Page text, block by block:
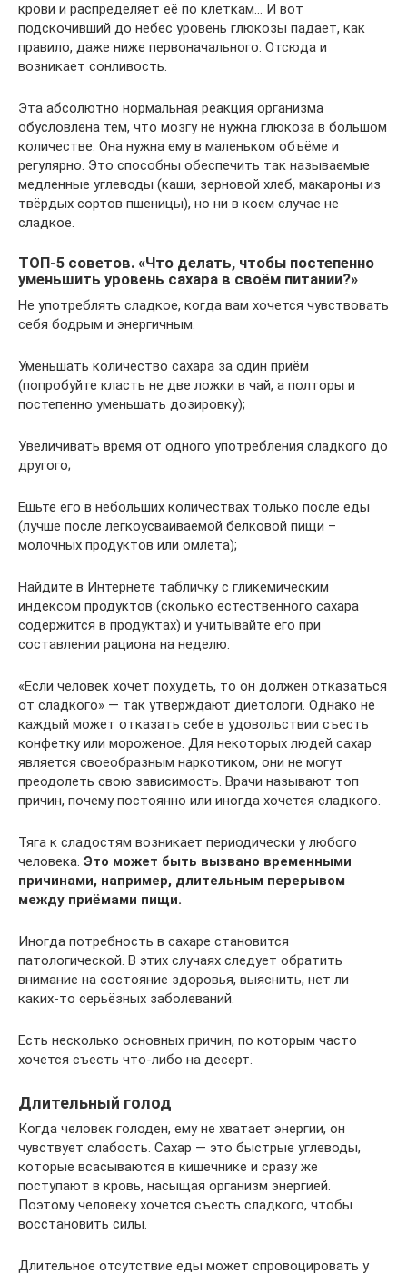
крови и распределяет её по клеткам… И вот
подскочивший до небес уровень глюкозы падает, как
правило, даже ниже первоначального. Отсюда и
возникает сонливость.
Эта абсолютно нормальная реакция организма
обусловлена тем, что мозгу не нужна глюкоза в большом
количестве. Она нужна ему в маленьком объёме и
регулярно. Это способны обеспечить так называемые
медленные углеводы (каши, зерновой хлеб, макароны из
твёрдых сортов пшеницы), но ни в коем случае не
сладкое.
ТОП-5 советов. «Что делать, чтобы постепенно
уменьшить уровень сахара в своём питании?»
Не употреблять сладкое, когда вам хочется чувствовать
себя бодрым и энергичным.
Уменьшать количество сахара за один приём
(попробуйте класть не две ложки в чай, а полторы и
постепенно уменьшать дозировку);
Увеличивать время от одного употребления сладкого до
другого;
Ешьте его в небольших количествах только после еды
(лучше после легкоусваиваемой белковой пищи –
молочных продуктов или омлета);
Найдите в Интернете табличку с гликемическим
индексом продуктов (сколько естественного сахара
содержится в продуктах) и учитывайте его при
составлении рациона на неделю.
«Если человек хочет похудеть, то он должен отказаться
от сладкого» — так утверждают диетологи. Однако не
каждый может отказать себе в удовольствии съесть
конфетку или мороженое. Для некоторых людей сахар
является своеобразным наркотиком, они не могут
преодолеть свою зависимость. Врачи называют топ
причин, почему постоянно или иногда хочется сладкого.
Тяга к сладостям возникает периодически у любого
человека. Это может быть вызвано временными
причинами, например, длительным перерывом
между приёмами пищи.
Иногда потребность в сахаре становится
патологической. В этих случаях следует обратить
внимание на состояние здоровья, выяснить, нет ли
каких-то серьёзных заболеваний.
Есть несколько основных причин, по которым часто
хочется съесть что-либо на десерт.
Длительный голод
Когда человек голоден, ему не хватает энергии, он
чувствует слабость. Сахар — это быстрые углеводы,
которые всасываются в кишечнике и сразу же
поступают в кровь, насыщая организм энергией.
Поэтому человеку хочется съесть сладкого, чтобы
восстановить силы.
Длительное отсутствие еды может спровоцировать у